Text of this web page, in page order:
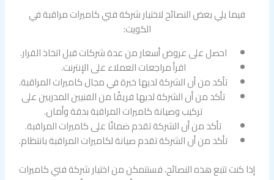
فيما يلي بعض النصائح لاختيار شركة فني كاميرات مراقبة في
الكويت:
احصل على عروض أسعار من عدة شركات قبل اتخاذ القرار.
اقرأ مراجعات العملاء على الإنترنت.
تأكد من أن الشركة لديها خبرة في مجال كاميرات المراقبة.
تأكد من أن الشركة لديها فريقًا من الفنيين المدربين على
تركيب وصيانة كاميرات المراقبة بدقة وأمان.
تأكد من أن الشركة تقدم ضمانًا على كاميرات المراقبة.
تأكد من أن الشركة تقدم صيانة لكاميرات المراقبة بانتظام.
إذا كنت تتبع هذه النصائح، فستتمكن من اختيار شركة فني كاميرات